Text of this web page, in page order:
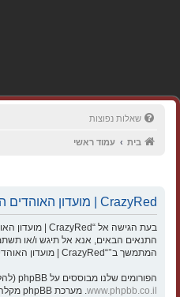
שאלות נפוצות
בית עמוד ראשי
CrazyRed | מועדון האוהדים הפועל באר-שבע | קרייזי רד - הרשמה
המתמשך ב־“CrazyRed | מועדון האוהדים הפועל באר-שבע | קרייזי רד”. לאחר שינויים אתה מסכים לציית לתנאים אלו כאשר הם מעודכנים ו/או מתוקנים.
הפורומים שלנו מבוססים על phpBB (להלן “הם”, “אותם”, “שלהם”, “מערכת phpBB”, “www.phpbb.co.il”, “קבוצת phpBB”, “צוות phpBB הישראלי”) אשר הינה מערכת בולטיין המשוחררת תחת הסכם “
www.phpbb.co.il . מערכת phpBB מקלה על האינטרנט המבוסס דיונים בלבד, קבוצת phpBB אינה אחראית לכל מה שאנו מאפשרים ו/או לא מאפשרים בתור תוכן מורשה ו/או מנוהל. למידע נוסף לגבי phpBB, ראה: